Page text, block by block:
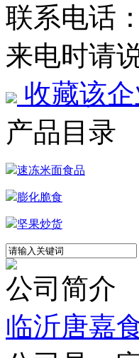
联系电话：
来电时请
收藏该
产品目录
速冻米面食品
膨化脆食
坚果炒货
公司简介
临沂唐嘉